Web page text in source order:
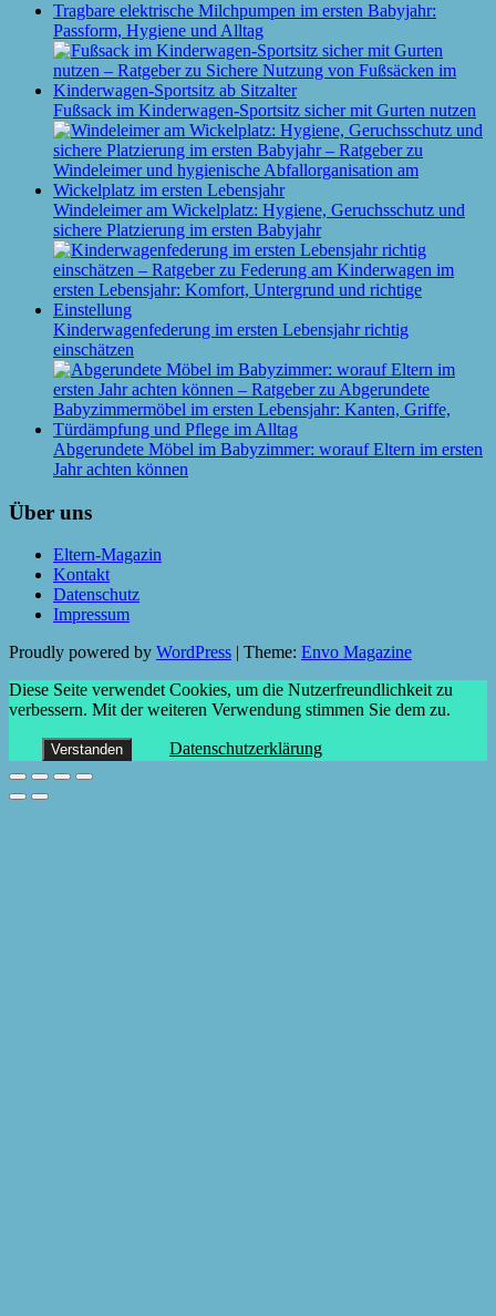
Tragbare elektrische Milchpumpen im ersten Babyjahr:
Passform, Hygiene und Alltag
Fußsack im Kinderwagen-Sportsitz sicher mit Gurten nutzen
Windeleimer am Wickelplatz: Hygiene, Geruchsschutz und
sichere Platzierung im ersten Babyjahr
Kinderwagenfederung im ersten Lebensjahr richtig
einschätzen
Abgerundete Möbel im Babyzimmer: worauf Eltern im ersten
Jahr achten können
Über uns
Eltern-Magazin
Kontakt
Datenschutz
Impressum
Proudly powered by WordPress Theme: Envo Magazine
Diese Seite verwendet Cookies, um die Nutzerfreundlichkeit zu
verbessern. Mit der weiteren Verwendung stimmen Sie dem zu.
Verstanden Datenschutzerklärung